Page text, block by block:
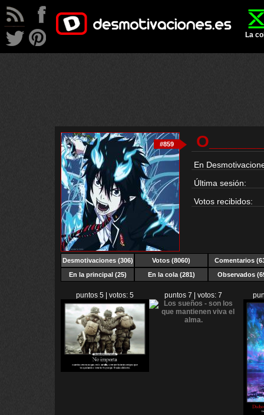
La
#859
En
Última sesión:
Votos recibidos:
Desmotivaciones(306) Votos (8060)
Comentarios
En la principal (25)
En la cola (281) Observados
puntos 5 | votos: 5 puntos 7 | votos: 7